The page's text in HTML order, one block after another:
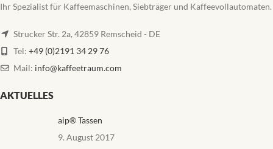
Ihr Spezialist für Kaffeemaschinen, Siebträger und Kaffeevollautomaten.
Strucker Str. 2a, 42859 Remscheid - DE
Tel: +49 (0)2191 34 29 76
Mail: info@kaffeetraum.com
AKTUELLES
aip® Tassen
9. August 2017